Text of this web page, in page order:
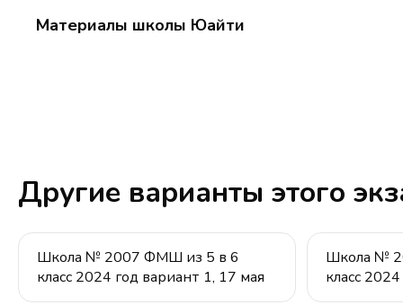
{10} =
Материалы школы Юайти
Другие варианты этого
Школа № 2007 ФМШ из 5 в 6
класс 2024 год вариант 1, 17 мая
Школа №
класс